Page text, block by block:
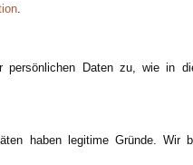
.
Daten zu, wie in
haben legitime Gründe. Wir